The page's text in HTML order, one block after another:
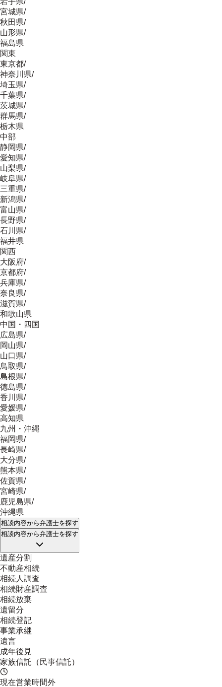
宮城県/
秋田県/
山形県/
福島県
関東
東京都/
神奈川県/
埼玉県/
千葉県/
茨城県/
群馬県/
栃木県
中部
静岡県/
愛知県/
山梨県/
岐阜県/
三重県/
新潟県/
富山県/
長野県/
石川県/
福井県
関西
大阪府/
京都府/
兵庫県/
奈良県/
滋賀県/
和歌山県
中国・四国
広島県/
岡山県/
山口県/
鳥取県/
島根県/
徳島県/
香川県/
愛媛県/
高知県
九州・沖縄
福岡県/
長崎県/
大分県/
熊本県/
佐賀県/
宮崎県/
鹿児島県/
沖縄県
相談内容から弁護士を探す
相談内容から弁護士を探す
遺産分割
不動産相続
相続人調査
相続財産調査
相続放棄
遺留分
相続登記
事業承継
遺言
成年後見
家族信託（民事信託）
現在営業時間外